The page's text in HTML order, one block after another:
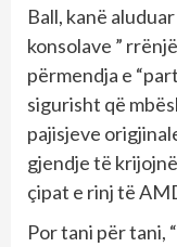
Ball, kanë
konsolave ​​”
përmendja e
sigurisht që
pajisjeve
gjendje të
çipat e rinj të
Por tani për tani,